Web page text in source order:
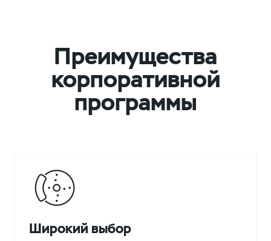
Преимущества
корпоративной
программы
Широкий выбор